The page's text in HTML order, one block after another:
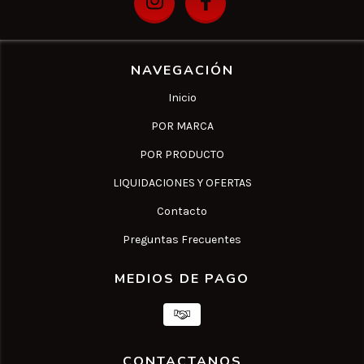
NAVEGACIÓN
Inicio
POR MARCA
POR PRODUCTO
LIQUIDACIONES Y OFERTAS
Contacto
Preguntas Frecuentes
MEDIOS DE PAGO